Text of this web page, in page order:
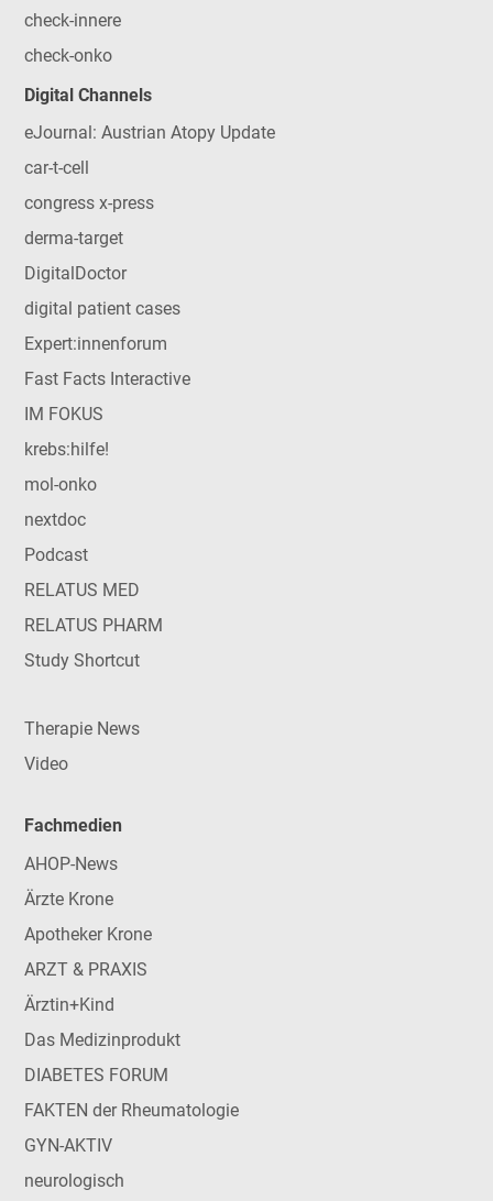
check-innere
check-onko
Digital Channels
eJournal: Austrian Atopy Update
car-t-cell
congress x-press
derma-target
DigitalDoctor
digital patient cases
Expert:innenforum
Fast Facts Interactive
IM FOKUS
krebs:hilfe!
mol-onko
nextdoc
Podcast
RELATUS MED
RELATUS PHARM
Study Shortcut
Therapie News
Video
Fachmedien
AHOP-News
Ärzte Krone
Apotheker Krone
ARZT & PRAXIS
Ärztin+Kind
Das Medizinprodukt
DIABETES FORUM
FAKTEN der Rheumatologie
GYN-AKTIV
neurologisch